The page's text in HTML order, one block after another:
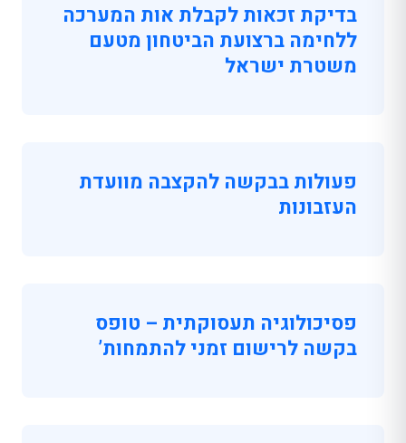
בדיקת זכאות לקבלת אות המערכה
ללחימה ברצועת הביטחון מטעם
משטרת ישראל
פעולות בבקשה להקצבה מוועדת
העזבונות
פסיכולוגיה תעסוקתית – טופס
בקשה לרישום זמני להתמחות’